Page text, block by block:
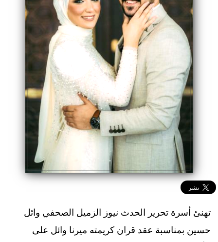
تهنئ أسرة تحرير الحدث نيوز الزميل الصحفي وائل
حسين بمناسبة عقد قران كريمته ميرنا وائل على